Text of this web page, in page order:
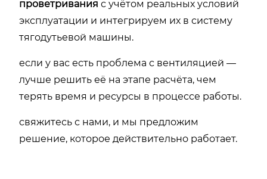
проветривания с учётом реальных условий
эксплуатации и интегрируем их в систему
тягодутьевой машины.
если у вас есть проблема с вентиляцией —
лучше решить её на этапе расчёта, чем
терять время и ресурсы в процессе работы.
свяжитесь с нами, и мы предложим
решение, которое действительно работает.